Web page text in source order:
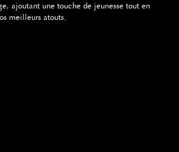
ajoutant une touche de jeunesse tout en
meilleurs atouts.